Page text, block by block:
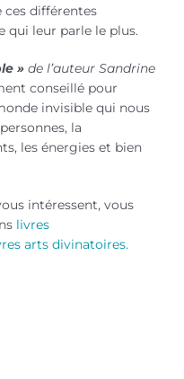
différentes
qui leur parle le plus.
»de l’auteur Sandrine
conseillé pour
invisible qui nous
la
les énergies et bien
intéressent, vous
livres
arts divinatoires.